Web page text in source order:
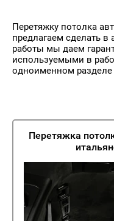
Перетяжку потолка
предлагаем сделать
работы мы даем
используемыми в
одноименном разделе
Перетяжка